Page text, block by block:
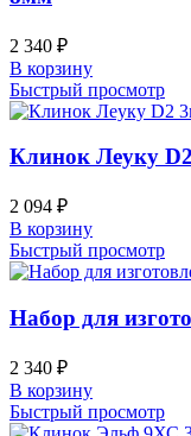
2 340 ₽
В корзину
Быстрый просмотр
Клинок Леуку
2 094 ₽
В корзину
Быстрый просмотр
Набор для
2 340 ₽
В корзину
Быстрый просмотр